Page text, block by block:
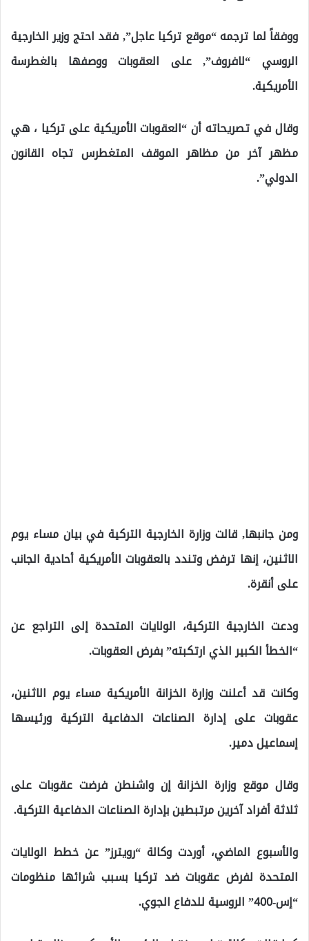
ووفقاً لما ترجمه “موقع تركيا عاجل”, فقد احتج وزير الخارجية
الروسي “لافروف”, على العقوبات ووصفها بالغطرسة
الأمريكية.
وقال في تصريحاته أن “العقوبات الأمريكية على تركيا ، هي
مظهر آخر من مظاهر الموقف المتغطرس تجاه القانون
الدولي”.
ومن جانبها, قالت وزارة الخارجية التركية في بيان مساء يوم
الاثنين، إنها ترفض وتندد بالعقوبات الأمريكية أحادية الجانب
على أنقرة.
ودعت الخارجية التركية، الولايات المتحدة إلى التراجع عن
“الخطأ الكبير الذي ارتكبته” بفرض العقوبات.
وكانت قد أعلنت وزارة الخزانة الأمريكية مساء يوم الاثنين،
عقوبات على إدارة الصناعات الدفاعية التركية ورئيسها
إسماعيل دمير.
وقال موقع وزارة الخزانة إن واشنطن فرضت عقوبات على
ثلاثة أفراد آخرين مرتبطين بإدارة الصناعات الدفاعية التركية.
والأسبوع الماضي، أوردت وكالة “رويترز” عن خطط الولايات
المتحدة لفرض عقوبات ضد تركيا بسبب شرائها منظومات
“إس-400” الروسية للدفاع الجوي.